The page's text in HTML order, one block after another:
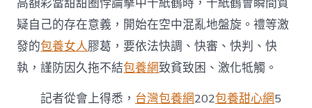
包
養
膠
葛
快
快
疑自己的存在意義，開始在空中混亂地盤旋。禮等激
發的包養女人膠葛，要依法快調、快審、快判、快
執，謹防因久拖不結包養網致貧致困、激化牴觸。
記者從會上得悉， 台灣包養網202包養甜心網5